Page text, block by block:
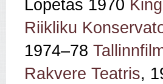
Lõpetas 1970
Riikliku
1974–78
Rakvere Teatris,